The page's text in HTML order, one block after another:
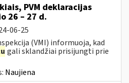
PVM deklaracijas
26 – 27 d.
06-25
(VMI) informuoja, kad
gali sklandžiai prisijungti prie
Naujiena